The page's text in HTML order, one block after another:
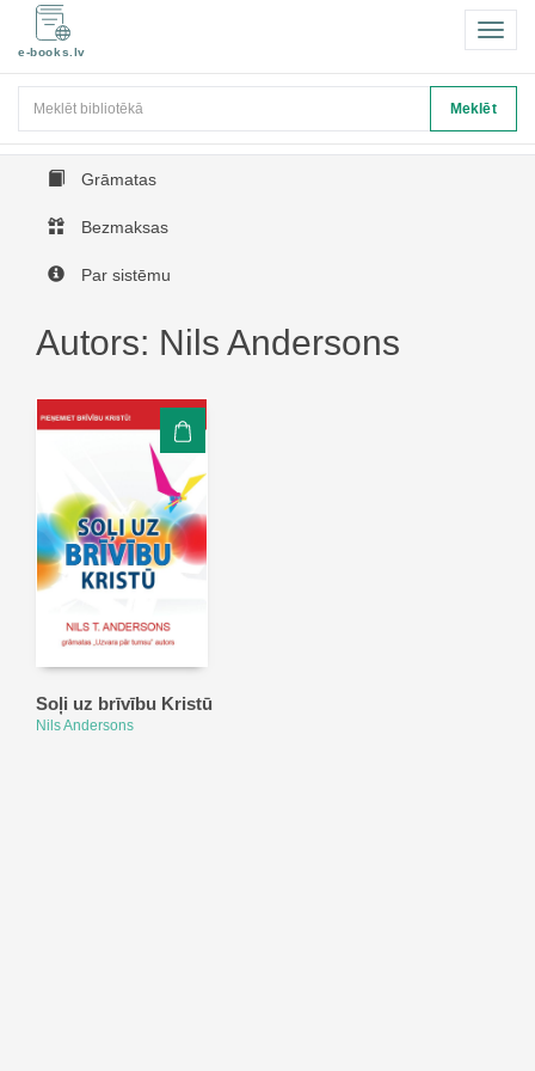
e-books.lv
Meklēt
Grāmatas
Bezmaksas
Par sistēmu
Autors: Nils Andersons
Soļi uz brīvību Kristū
Nils Andersons